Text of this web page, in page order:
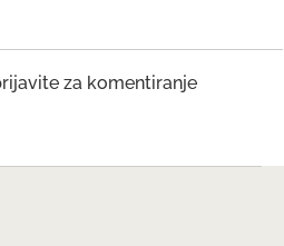
za komentiranje